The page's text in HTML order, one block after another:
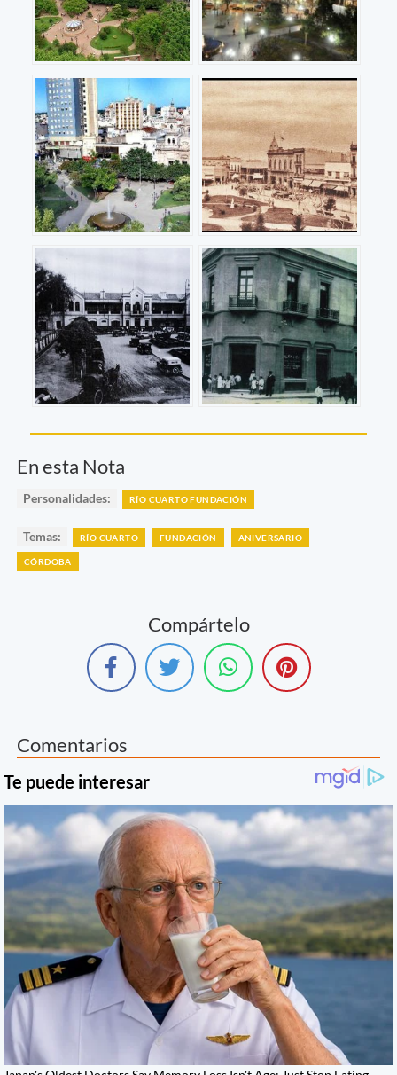
En esta Nota
Personalidades: RÍO CUARTO FUNDACIÓN
Temas: RÍO CUARTO FUNDACIÓN ANIVERSARIO
CÓRDOBA
Compártelo
Comentarios